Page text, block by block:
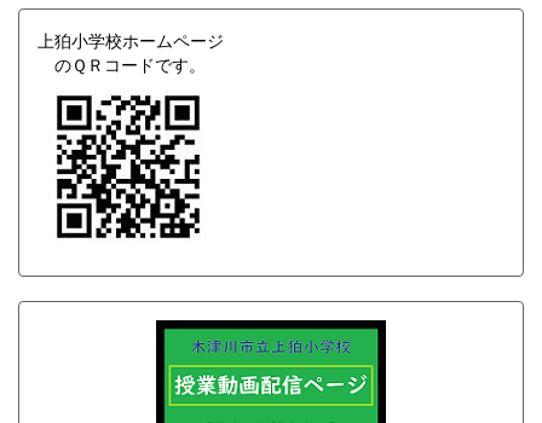
上狛小学校ホームページ
のＱＲコードです。